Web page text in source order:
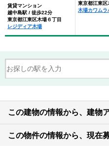
賃貸マンション
越中島駅 / 徒歩22分
東京都江東区木場６丁目
レジディア木場
東京都江東区
木場カワムラ
この建物の情報から、建物
この物件の情報から、現在